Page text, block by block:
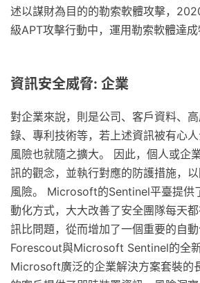
述以謀財為目的的勒索軟體攻擊，
級APT攻擊行動中，運用勒索軟體達成
資訊安全威脅: 企業
對企業來說，則是公司、客戶資料、
錄、專利技術等，若上述資訊被有心
風險也就隨之擴大。 因此，個人或企
訊的觀念，並執行對應的防護措施，
風險。 Microsoft的Sentinel平臺提供
動化方式，大大改善了安全團隊每天
訊比問題，從而增加了一個重要的自動
Forescout與Microsoft Sentinel的全
Microsoft廣泛的企業解決方案套裝的